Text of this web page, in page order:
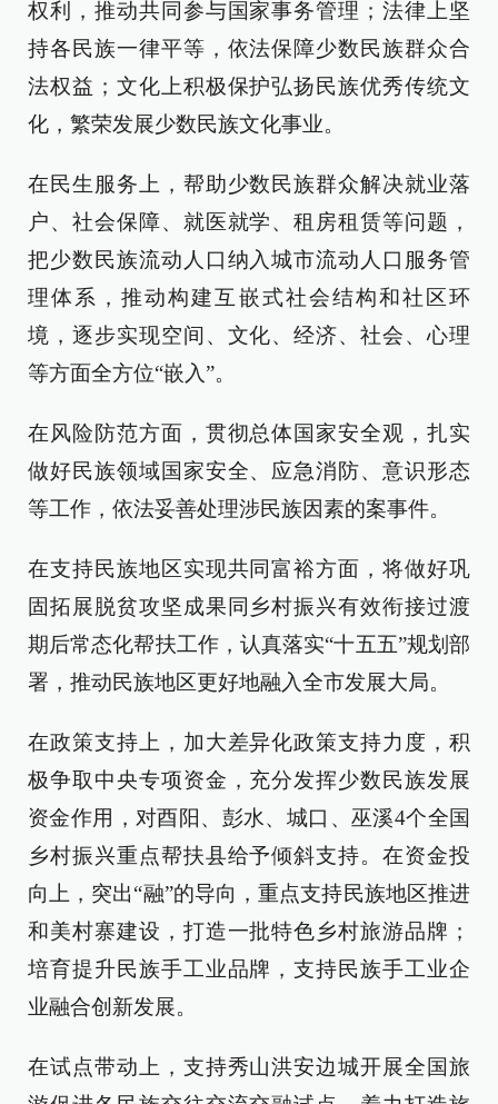
权利，推动共同参与国家事务管理；法律上坚
持各民族一律平等，依法保障少数民族群众合
法权益；文化上积极保护弘扬民族优秀传统文
化，繁荣发展少数民族文化事业。
在民生服务上，帮助少数民族群众解决就业落
户、社会保障、就医就学、租房租赁等问题，
把少数民族流动人口纳入城市流动人口服务管
理体系，推动构建互嵌式社会结构和社区环
境，逐步实现空间、文化、经济、社会、心理
等方面全方位“嵌入”。
在风险防范方面，贯彻总体国家安全观，扎实
做好民族领域国家安全、应急消防、意识形态
等工作，依法妥善处理涉民族因素的案事件。
在支持民族地区实现共同富裕方面，将做好巩
固拓展脱贫攻坚成果同乡村振兴有效衔接过渡
期后常态化帮扶工作，认真落实“十五五”规划部
署，推动民族地区更好地融入全市发展大局。
在政策支持上，加大差异化政策支持力度，积
极争取中央专项资金，充分发挥少数民族发展
资金作用，对酉阳、彭水、城口、巫溪4个全国
乡村振兴重点帮扶县给予倾斜支持。在资金投
向上，突出“融”的导向，重点支持民族地区推进
和美村寨建设，打造一批特色乡村旅游品牌；
培育提升民族手工业品牌，支持民族手工业企
业融合创新发展。
在试点带动上，支持秀山洪安边城开展全国旅